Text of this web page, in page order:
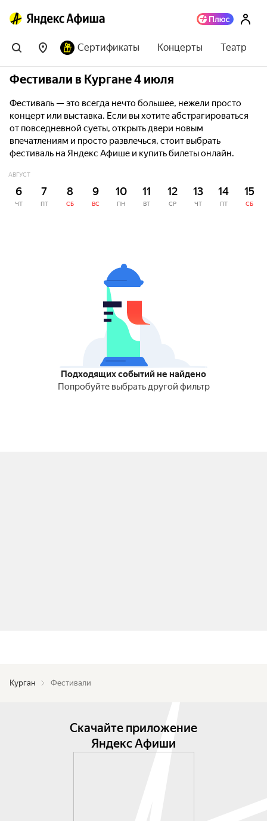
Сертификаты Концерты Театр
Фестивали в Кургане 4 июля
Фестиваль — это всегда нечто большее, нежели просто
концерт или выставка. Если вы хотите абстрагироваться
от повседневной суеты, открыть двери новым
впечатлениям и просто развлечься, стоит выбрать
фестиваль на Яндекс Афише и купить билеты онлайн.
АВГУСТ
6
ЧТ
7
ПТ
8
СБ
9
ВС
10
ПН
11
ВТ
12
СР
13
ЧТ
14
ПТ
15
СБ
Подходящих событий не найдено
Попробуйте выбрать другой фильтр
Курган Фестивали
Скачайте приложение
Яндекс Афиши